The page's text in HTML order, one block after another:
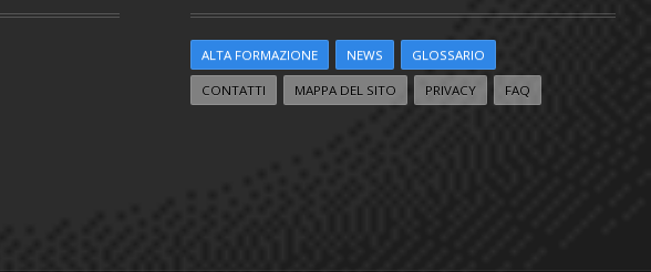
ALTA FORMAZIONE NEWS GLOSSARIO
CONTATTI MAPPA DEL SITO PRIVACY FAQ